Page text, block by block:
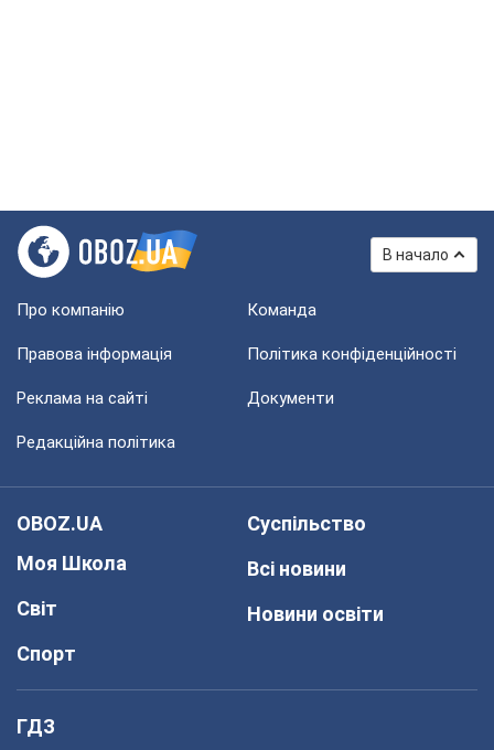
В начало
Про компанію Команда
Правова інформація Політика конфіденційності
Реклама на сайті Документи
Редакційна політика
OBOZ.UA
Моя Школа
Світ
Спорт
Суспільство
Всі новини
Новини освіти
ГДЗ